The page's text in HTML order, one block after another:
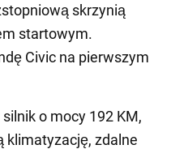
skrzynią
startowym.
Civic na pierwszym
o mocy 192 KM,
klimatyzację, zdalne